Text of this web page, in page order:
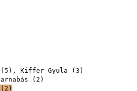
( 5 ), Kiffer Gyula ( 3
( 2
( 2 )